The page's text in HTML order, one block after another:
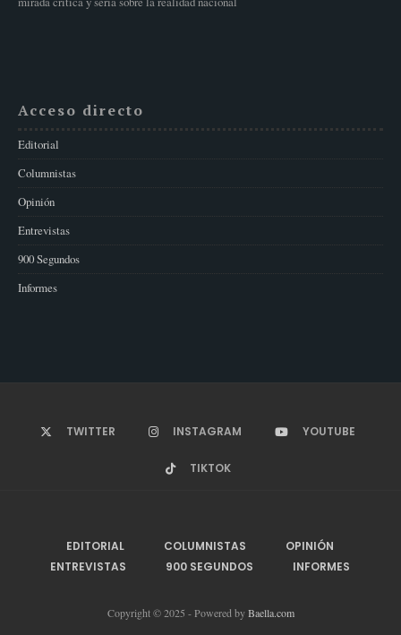
Acceso directo
Editorial
Columnistas
Opinión
Entrevistas
900 Segundos
Informes
TWITTER INSTAGRAM YOUTUBE
TIKTOK
EDITORIAL COLUMNISTAS
OPINIÓN
ENTREVISTAS
900 SEGUNDOS INFORMES
Copyright © 2025 - Powered byBaella.com